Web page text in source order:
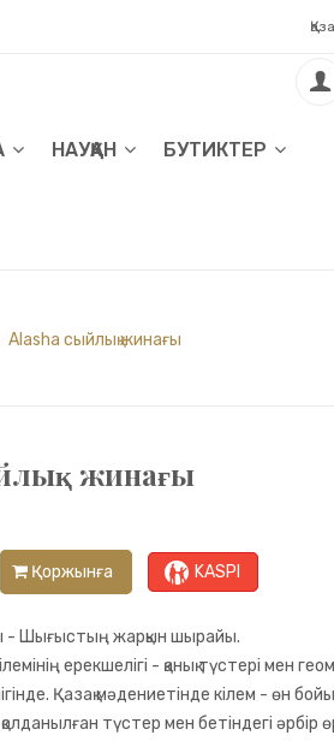
НАУҚАН БУТИКТЕР
Alasha сыйлық жинағы
жинағы
Қоржынға KASPI
- Шығыстың жарқын шырайы.
ерекшелігі - қанық түстері мен
Қазақ мәдениетінде кілем - өн
түстер мен бетіндегі әрбір